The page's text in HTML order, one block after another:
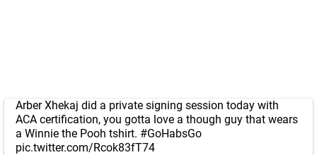
Arber Xhekaj did a private signing session today with
ACA certification, you gotta love a though guy that wears
a Winnie the Pooh tshirt. #GoHabsGo
pic.twitter.com/Rcok83fT74